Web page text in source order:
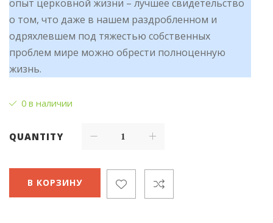
опыт церковной жизни – лучшее свидетельство
о том, что даже в нашем раздробленном и
одряхлевшем под тяжестью собственных
проблем мире можно обрести полноценную
жизнь.
0 в наличии
QUANTITY
В КОРЗИНУ